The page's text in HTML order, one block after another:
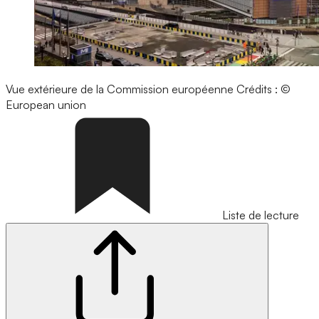
Vue extérieure de la Commission européenne Crédits : ©
European union
Liste de lecture